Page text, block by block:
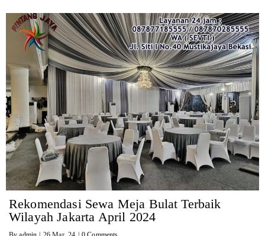
Rekomendasi Sewa Meja Bulat Terbaik
Wilayah Jakarta April 2024